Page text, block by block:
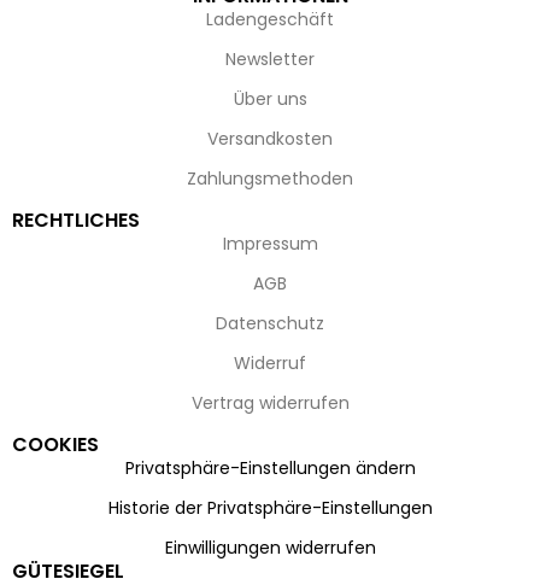
Ladengeschäft
Newsletter
Über uns
Versandkosten
Zahlungsmethoden
RECHTLICHES
Impressum
AGB
Datenschutz
Widerruf
Vertrag widerrufen
COOKIES
Privatsphäre-Einstellungen ändern
Historie der Privatsphäre-Einstellungen
Einwilligungen widerrufen
GÜTESIEGEL